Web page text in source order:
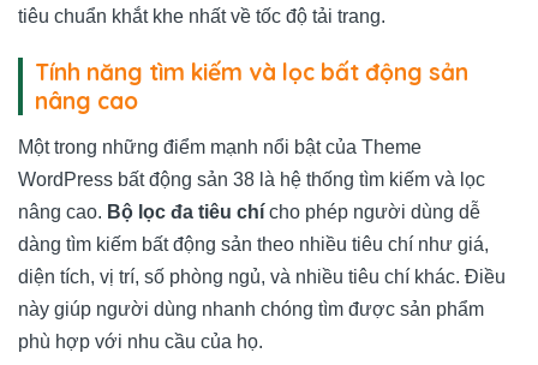
tiêu chuẩn khắt khe nhất về tốc độ tải trang.
Tính năng tìm kiếm và lọc bất động sản
nâng cao
Một trong những điểm mạnh nổi bật của Theme
WordPress bất động sản 38 là hệ thống tìm kiếm và lọc
nâng cao. Bộ lọc đa tiêu chí cho phép người dùng dễ
dàng tìm kiếm bất động sản theo nhiều tiêu chí như giá,
diện tích, vị trí, số phòng ngủ, và nhiều tiêu chí khác. Điều
này giúp người dùng nhanh chóng tìm được sản phẩm
phù hợp với nhu cầu của họ.